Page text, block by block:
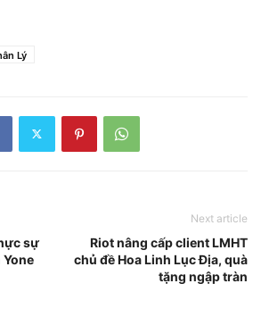
Lý
sự
Next article
Riot nâng cấp client LMHT
chủ đề Hoa Linh Lục Địa, quà
tặng ngập tràn